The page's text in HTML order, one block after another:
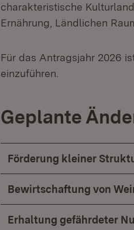
charakteristische
Ernährung, Ländlichen
Für das Antragsjahr 2026
einzuführen.
Geplante
Förderung kleiner
Bewirtschaftung von
Erhaltung gefährdeter